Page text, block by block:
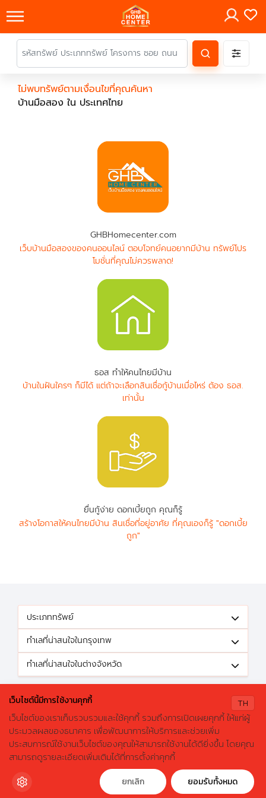
ค้นหาบ้านมือสองธอส.
ลองเปลี่ยนมาใช้ผ่านแอปดูสิ ใช้ง่าย รวดเร็ว โหลดเลย!
X
×
ไม่พบทรัพย์ตามเงื่อนไขที่คุณค้นหา
บ้านมือสอง ใน ประเทศไทย
GHBHomecenter.com
เว็บบ้านมือสองของคนออนไลน์ ตอบโจทย์คนอยากมีบ้าน ทรัพย์โปร
โมชั่นที่คุณไม่ควรพลาด!
ธอส ทำให้คนไทยมีบ้าน
บ้านในฝันใครๆ ก็มีได้ แต่ถ้าจะเลือกสินเชื่อกู้บ้านเมื่อไหร่ ต้อง ธอส.
เท่านั้น
ยื่นกู้ง่าย ดอกเบี้ยถูก คุณก็รู้
สร้างโอกาสให้คนไทยมีบ้าน สินเชื่อที่อยู่อาศัย ที่คุณเองก็รู้ "ดอกเบี้ย
ถูก"
ประเภททรัพย์
ทำเลที่น่าสนใจในกรุงเทพ
ทำเลที่น่าสนใจในต่างจังหวัด
© 2026 GHBhomecenter.com. All rights reserved.
ธนาคารอาคารสงเคราะห์ (สำนักงานใหญ่) 63 ถนนพระราม 9 เขตห้วยขวาง
กรุงเทพมหานคร 10310
โทรศัพท์: 0-2645-9000 โทรสาร: 0-2645-9001 อีเมล :
crm@ghb.co.thเว็บไซต์
www.ghbank.co.th
TH
เว็บไซต์นี้มีการใช้งานคุกกี้
เว็บไซต์ของเราเก็บรวบรวมและใช้คุกกี้ รวมถึงการเปิดเผยคุกกี้ ให้แก่ผู้
ประมวลผลของธนาคาร เพื่อพัฒนาการให้บริการและช่วยเพิ่ม
ประสบการณ์ใช้งานเว็บไซต์ของคุณให้สามารถใช้งานได้ดียิ่งขึ้น โดยคุณ
สามารถดูรายละเอียดเพิ่มเติมได้ที่การตั้งค่าคุกกี้
ยกเลิก ยอมรับทั้งหมด